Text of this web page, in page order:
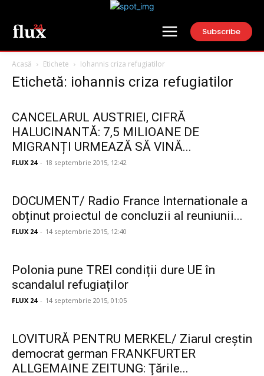
Subscribe
Acasă Etichete Iohannis criza refugiatilor
Etichetă: iohannis criza refugiatilor
CANCELARUL AUSTRIEI, CIFRĂ
HALUCINANTĂ: 7,5 MILIOANE DE
MIGRANȚI URMEAZĂ SĂ VINĂ...
FLUX 24 - 18 septembrie 2015, 12:42
DOCUMENT/ Radio France Internationale a
obținut proiectul de concluzii al reuniunii...
FLUX 24 - 14 septembrie 2015, 12:40
Polonia pune TREI condiții dure UE în
scandalul refugiaților
FLUX 24 - 14 septembrie 2015, 01:05
LOVITURĂ PENTRU MERKEL/ Ziarul creștin
democrat german FRANKFURTER
ALLGEMAINE ZEITUNG: Ţările...